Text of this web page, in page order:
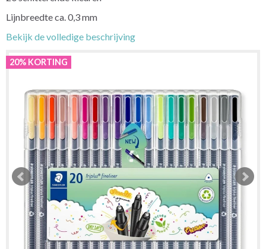
Lijnbreedte ca. 0,3 mm
Bekijk de volledige beschrijving
20% KORTING